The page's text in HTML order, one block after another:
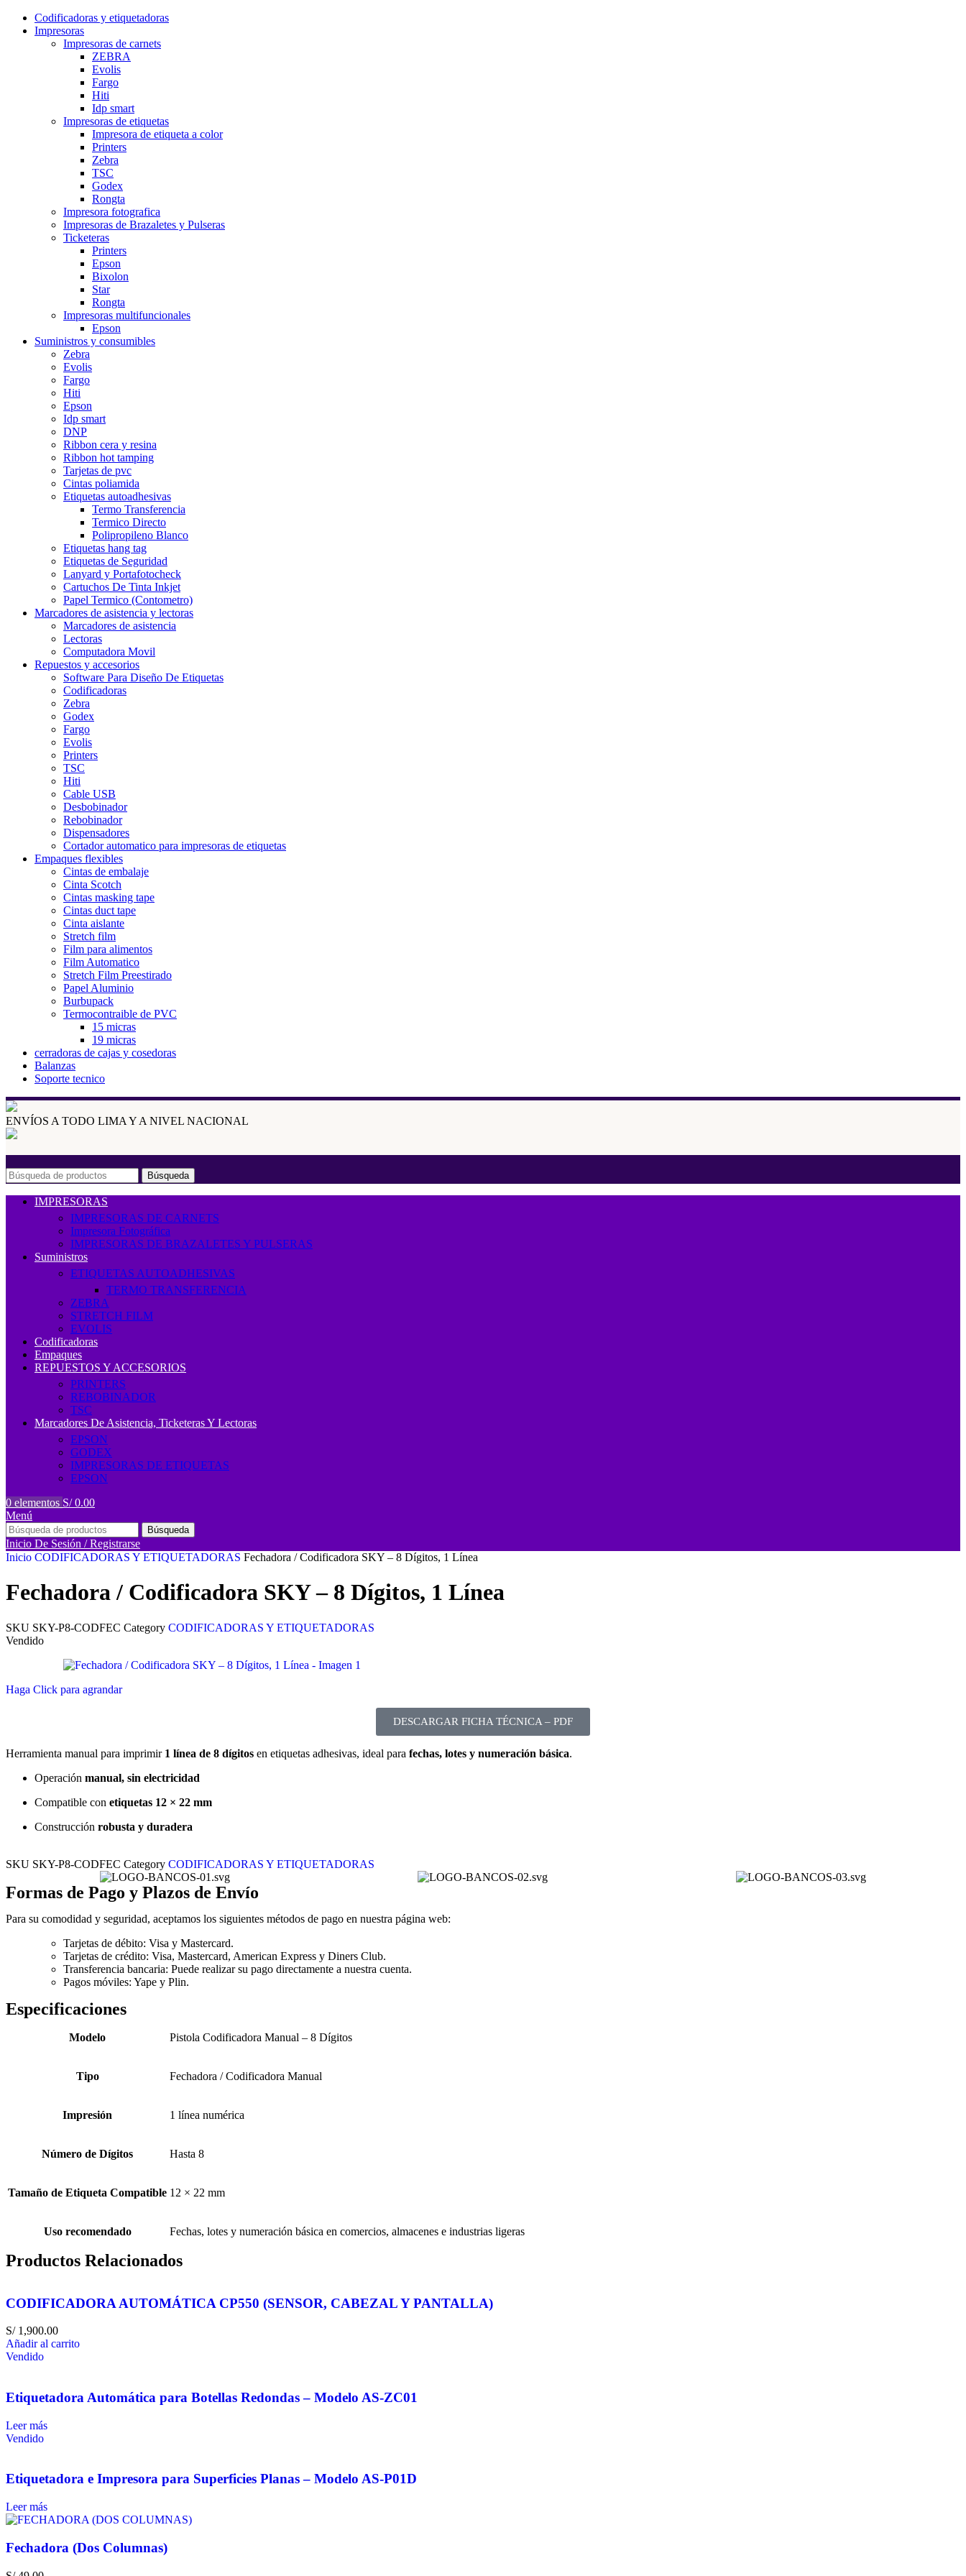
Codificadoras y etiquetadoras
Impresoras
Impresoras de carnets
ZEBRA
Evolis
Fargo
Hiti
Idp smart
Impresoras de etiquetas
Impresora de etiqueta a color
Printers
Zebra
TSC
Godex
Rongta
Impresora fotografica
Impresoras de Brazaletes y Pulseras
Ticketeras
Printers
Epson
Bixolon
Star
Rongta
Impresoras multifuncionales
Epson
Suministros y consumibles
Zebra
Evolis
Fargo
Hiti
Epson
Idp smart
DNP
Ribbon cera y resina
Ribbon hot tamping
Tarjetas de pvc
Cintas poliamida
Etiquetas autoadhesivas
Termo Transferencia
Termico Directo
Polipropileno Blanco
Etiquetas hang tag
Etiquetas de Seguridad
Lanyard y Portafotocheck
Cartuchos De Tinta Inkjet
Papel Termico (Contometro)
Marcadores de asistencia y lectoras
Marcadores de asistencia
Lectoras
Computadora Movil
Repuestos y accesorios
Software Para Diseño De Etiquetas
Codificadoras
Zebra
Godex
Fargo
Evolis
Printers
TSC
Hiti
Cable USB
Desbobinador
Rebobinador
Dispensadores
Cortador automatico para impresoras de etiquetas
Empaques flexibles
Cintas de embalaje
Cinta Scotch
Cintas masking tape
Cintas duct tape
Cinta aislante
Stretch film
Film para alimentos
Film Automatico
Stretch Film Preestirado
Papel Aluminio
Burbupack
Termocontraible de PVC
15 micras
19 micras
cerradoras de cajas y cosedoras
Balanzas
Soporte tecnico
ENVÍOS A TODO LIMA Y A NIVEL NACIONAL
Búsqueda
IMPRESORAS
IMPRESORAS DE CARNETS
Impresora Fotográfica
IMPRESORAS DE BRAZALETES Y PULSERAS
Suministros
ETIQUETAS AUTOADHESIVAS
TERMO TRANSFERENCIA
ZEBRA
STRETCH FILM
EVOLIS
Codificadoras
Empaques
REPUESTOS Y ACCESORIOS
PRINTERS
REBOBINADOR
TSC
Marcadores De Asistencia, Ticketeras Y Lectoras
EPSON
GODEX
IMPRESORAS DE ETIQUETAS
EPSON
0 elementos S/0.00
Menú
Búsqueda
Inicio De Sesión / Registrarse
Inicio CODIFICADORAS Y ETIQUETADORAS Fechadora / Codificadora SKY – 8 Dígitos, 1 Línea
Fechadora / Codificadora SKY – 8 Dígitos, 1 Línea
SKU SKY-P8-CODFEC Category CODIFICADORAS Y ETIQUETADORAS
Vendido
Haga Click para agrandar
DESCARGAR FICHA TÉCNICA – PDF
Herramienta manual para imprimir 1 línea de 8 dígitos en etiquetas adhesivas, ideal para fechas, lotes y numeración básica.
Operación manual, sin electricidad
Compatible con etiquetas 12 × 22 mm
Construcción robusta y duradera
SKU SKY-P8-CODFEC Category CODIFICADORAS Y ETIQUETADORAS
Formas de Pago y Plazos de Envío
Para su comodidad y seguridad, aceptamos los siguientes métodos de pago en nuestra página web:
Tarjetas de débito: Visa y Mastercard.
Tarjetas de crédito: Visa, Mastercard, American Express y Diners Club.
Transferencia bancaria: Puede realizar su pago directamente a nuestra cuenta.
Pagos móviles: Yape y Plin.
Especificaciones
Modelo Pistola Codificadora Manual – 8 Dígitos
Tipo Fechadora / Codificadora Manual
Impresión 1 línea numérica
Número de Dígitos Hasta 8
Tamaño de Etiqueta Compatible 12 × 22 mm
Uso recomendado Fechas, lotes y numeración básica en comercios, almacenes e industrias ligeras
Productos Relacionados
CODIFICADORA AUTOMÁTICA CP550 (SENSOR, CABEZAL Y PANTALLA)
S/1,900.00
Añadir al carrito
Vendido
Etiquetadora Automática para Botellas Redondas – Modelo AS-ZC01
Leer más
Vendido
Etiquetadora e Impresora para Superficies Planas – Modelo AS-P01D
Leer más
Fechadora (Dos Columnas)